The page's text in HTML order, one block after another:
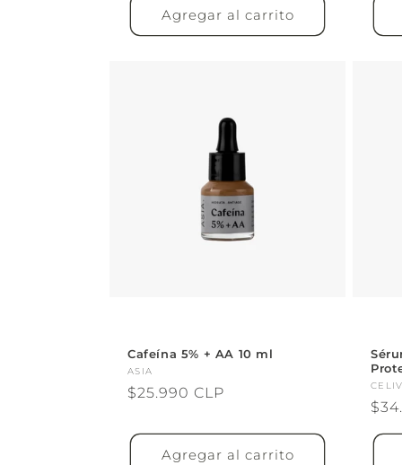
Agregar al carrito
Cafeína 5% + AA 10 ml
Proveedor:
ASIA
Precio
$25.990 CLP
Agregar al carrito
CELIV